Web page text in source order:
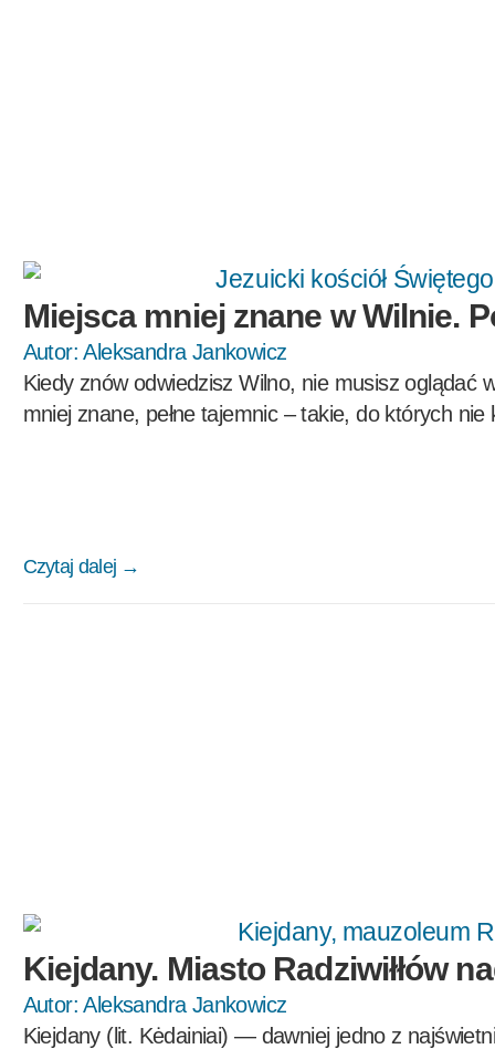
Miejsca mniej znane w Wilnie.
Autor: Aleksandra Jankowicz
Kiedy znów odwiedzisz Wilno, nie musisz oglądać
mniej znane, pełne tajemnic – takie, do których
Czytaj dalej →
Kiejdany. Miasto Radziwiłłów
Autor: Aleksandra Jankowicz
Kiejdany (lit. Kėdainiai) — dawniej jedno z